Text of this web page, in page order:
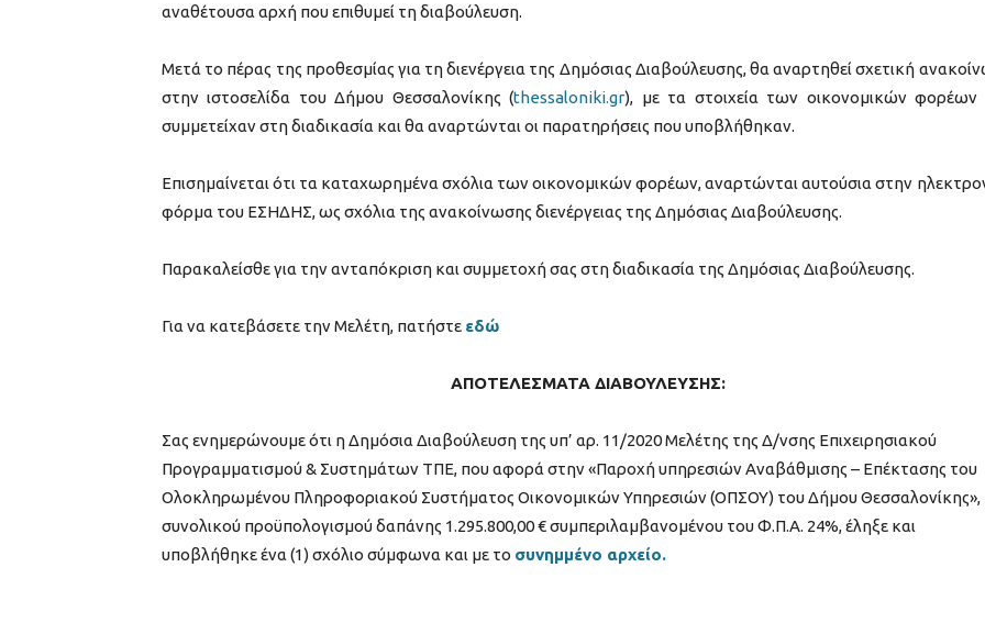
αναθέτουσα αρχή που επιθυμεί τη διαβούλευση.
Μετά το πέρας της προθεσμίας για τη διενέργεια της Δημόσιας Διαβούλευσης, θα αναρτηθεί σχετική
στην ιστοσελίδα του Δήμου Θεσσαλονίκης (thessaloniki.gr), με τα στοιχεία των οικονομικών φορέων
συμμετείχαν στη διαδικασία και θα αναρτώνται οι παρατηρήσεις που υποβλήθηκαν.
Επισημαίνεται ότι τα καταχωρημένα σχόλια των οικονομικών φορέων, αναρτώνται αυτούσια στην
φόρμα του ΕΣΗΔΗΣ, ως σχόλια της ανακοίνωσης διενέργειας της Δημόσιας Διαβούλευσης.
Παρακαλείσθε για την ανταπόκριση και συμμετοχή σας στη διαδικασία της Δημόσιας Διαβούλευσης.
Για να κατεβάσετε την Μελέτη, πατήστε εδώ
ΑΠΟΤΕΛΕΣΜΑΤΑ ΔΙΑΒΟΥΛΕΥΣΗΣ:
Σας ενημερώνουμε ότι η Δημόσια Διαβούλευση της υπ’ αρ. 11/2020 Μελέτης της Δ/νσης Επιχειρησιακού
Προγραμματισμού & Συστημάτων ΤΠΕ, που αφορά στην «Παροχή υπηρεσιών Αναβάθμισης – Επέκτασης του
Ολοκληρωμένου Πληροφοριακού Συστήματος Οικονομικών Υπηρεσιών (ΟΠΣΟΥ) του Δήμου Θεσσαλονίκης»,
συνολικού προϋπολογισμού δαπάνης 1.295.800,00 € συμπεριλαμβανομένου του Φ.Π.Α. 24%, έληξε και
υποβλήθηκε ένα (1) σχόλιο σύμφωνα και με το συνημμένο αρχείο.